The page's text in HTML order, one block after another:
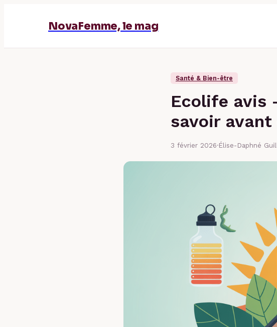
NovaFemme, le mag
Santé & Bien-être
Ecolife avis
savoir avant
3 février 2026·Élise-Daphné